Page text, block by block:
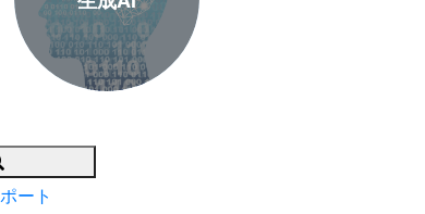
Search
ート